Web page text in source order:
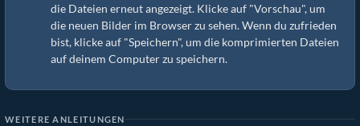
die Dateien erneut angezeigt. Klicke auf "Vorschau", um
die neuen Bilder im Browser zu sehen. Wenn du zufrieden
bist, klicke auf "Speichern", um die komprimierten Dateien
auf deinem Computer zu speichern.
WEITERE ANLEITUNGEN